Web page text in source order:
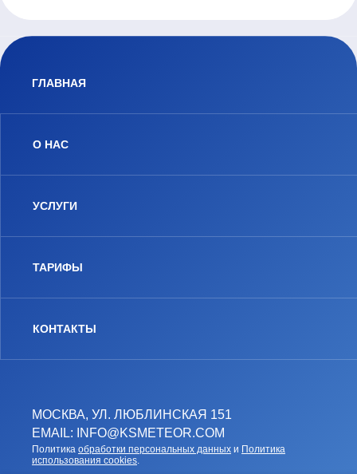
МОСКВА, УЛ. ЛЮБЛИНСКАЯ 151
EMAIL: INFO@KSMETEOR.COM
Политика обработки персональных данных и Политика
использования cookies.
ГЛАВНАЯ
О НАС
УСЛУГИ
ТАРИФЫ
КОНТАКТЫ